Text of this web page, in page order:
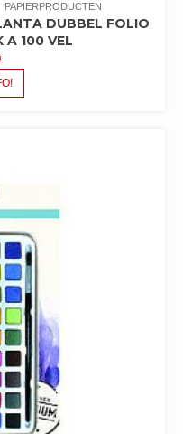
PAPIERPRODUCTEN
DUBBEL FOLIO
A 100 VEL